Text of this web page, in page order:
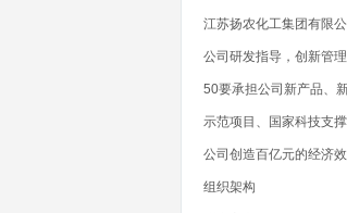
江苏扬农化工集团有限
公司研发指导，创新管
50要承担公司新产品、
示范项目、国家科技支
公司创造百亿元的经济效
组织架构